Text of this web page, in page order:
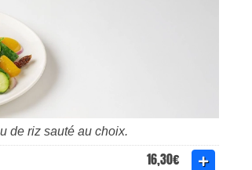
de riz sauté au choix.
16,30€